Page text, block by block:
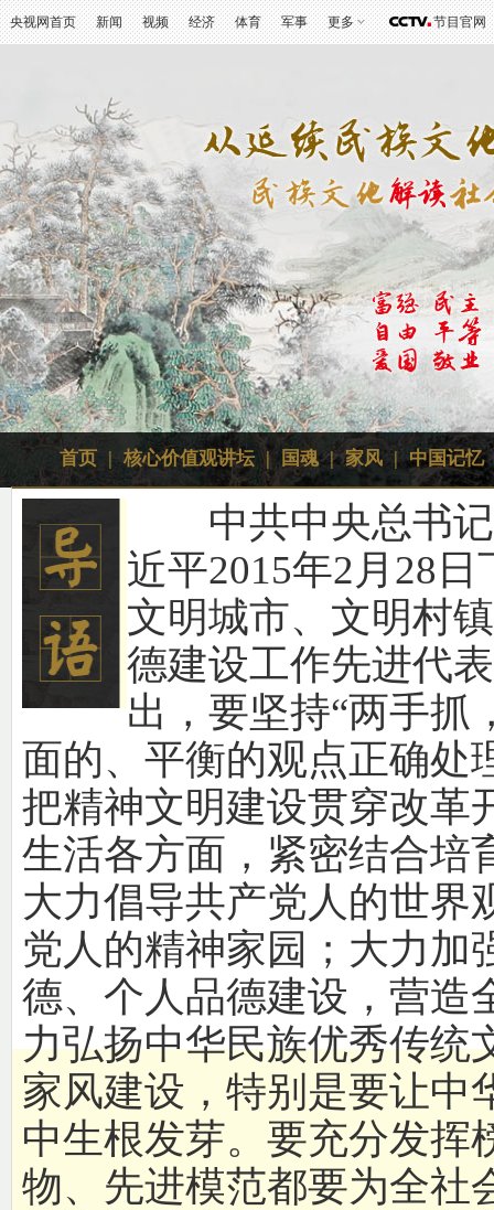
央视网首页 新闻 视频 经济 体育 军事 更多 节目官网
首页 | 核心价值观讲坛 | 国魂 | 家风 | 中国记忆
中共中央总书记
近平2015年2月28
文明城市、文明村
德建设工作先进代
出，要坚持“两手抓
面的、平衡的观点正确处
把精神文明建设贯穿改革
生活各方面，紧密结合培
大力倡导共产党人的世界
党人的精神家园；大力加
德、个人品德建设，营造
力弘扬中华民族优秀传统
家风建设，特别是要让中
中生根发芽。要充分发挥
物、先进模范都要为全社